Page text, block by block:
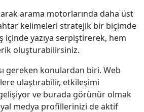
arama motorlarında daha üst
kelimeleri stratejik bir biçimde
içinde yazıya serpiştirerek, hem
oluşturabilirsiniz.
gereken konulardan biri. Web
ulaştırabilir, etkileşimi
ve burada görünür olmak
medya profillerinizi de aktif